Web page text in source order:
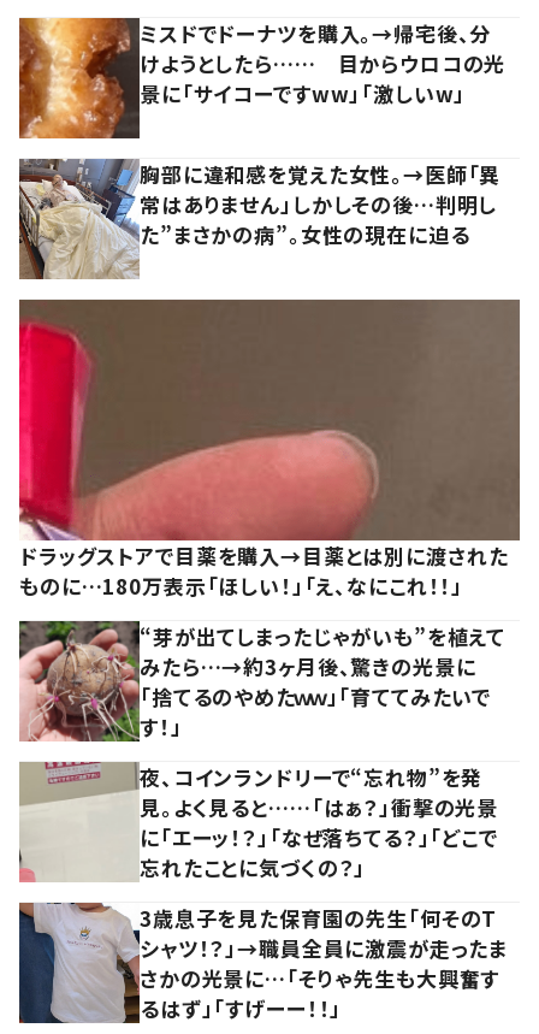
ミスドでドーナツを購入。→帰宅後、分
けようとしたら…… 目からウロコの光
景に「サイコーですww」「激しいw」
胸部に違和感を覚えた女性。→医師「異
常はありません」しかしその後…判明し
た”まさかの病”。女性の現在に迫る
ドラッグストアで目薬を購入→目薬とは別に渡された
ものに…180万表示「ほしい！」「え、なにこれ！！」
“芽が出てしまったじゃがいも”を植えて
みたら…→約3ヶ月後、驚きの光景に
「捨てるのやめたｗｗ」「育ててみたいで
す！」
夜、コインランドリーで“忘れ物”を発
見。よく見ると……「はぁ？」衝撃の光景
に「エーッ！？」「なぜ落ちてる？」「どこで
忘れたことに気づくの？」
3歳息子を見た保育園の先生「何そのT
シャツ！？」→職員全員に激震が走ったま
さかの光景に…「そりゃ先生も大興奮す
るはず」「すげーー！！」